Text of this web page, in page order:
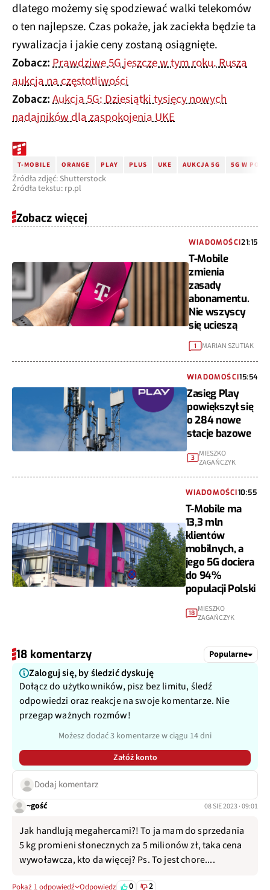
dlatego możemy się spodziewać walki telekomów
o ten najlepsze. Czas pokaże, jak zaciekła będzie ta
rywalizacja i jakie ceny zostaną osiągnięte.
Zobacz:Prawdziwe 5G jeszcze w tym roku. Rusza
aukcja na częstotliwości
Zobacz:Aukcja 5G: Dziesiątki tysięcy nowych
nadajników dla zaspokojenia UKE
T-MOBILE ORANGE PLAY PLUS UKE AUKCJA 5G 5G W
Źródła zdjęć: Shutterstock
Źródła tekstu: rp.pl
Zobacz więcej
WIADOMOŚCI21:15
T-Mobile
zmienia
zasady
abonamentu.
Nie wszyscy
się ucieszą
1 MARIAN SZUTIAK
WIADOMOŚCI15:54
Zasięg Play
powiększył się
o 284 nowe
stacje bazowe
3
MIESZKO
ZAGAŃCZYK
WIADOMOŚCI10:55
T-Mobile ma
13,3 mln
klientów
mobilnych, a
jego 5G dociera
do 94%
populacji Polski
18 MIESZKO
ZAGAŃCZYK
18 komentarzy Popularne
Zaloguj się, by śledzić dyskuję
Dołącz do użytkowników, pisz bez limitu, śledź
odpowiedzi oraz reakcje na swoje komentarze. Nie
przegap ważnych rozmów!
Możesz dodać 3 komentarze w ciągu 14 dni
Załóż konto
Dodaj komentarz
~gość 08 SIE 2023 · 09:01
Jak handlują megahercami?! To ja mam do sprzedania
5 kg promieni słonecznych za 5 milionów zł, taka cena
wywoławcza, kto da więcej? Ps. To jest chore....
Pokaż 1 odpowiedź Odpowiedz 0 2